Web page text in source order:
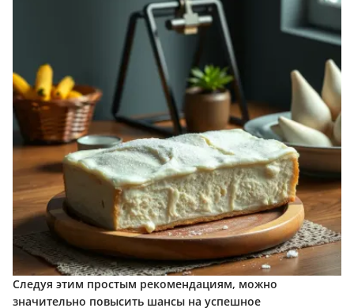
Следуя этим простым рекомендациям, можно
значительно повысить шансы на успешное